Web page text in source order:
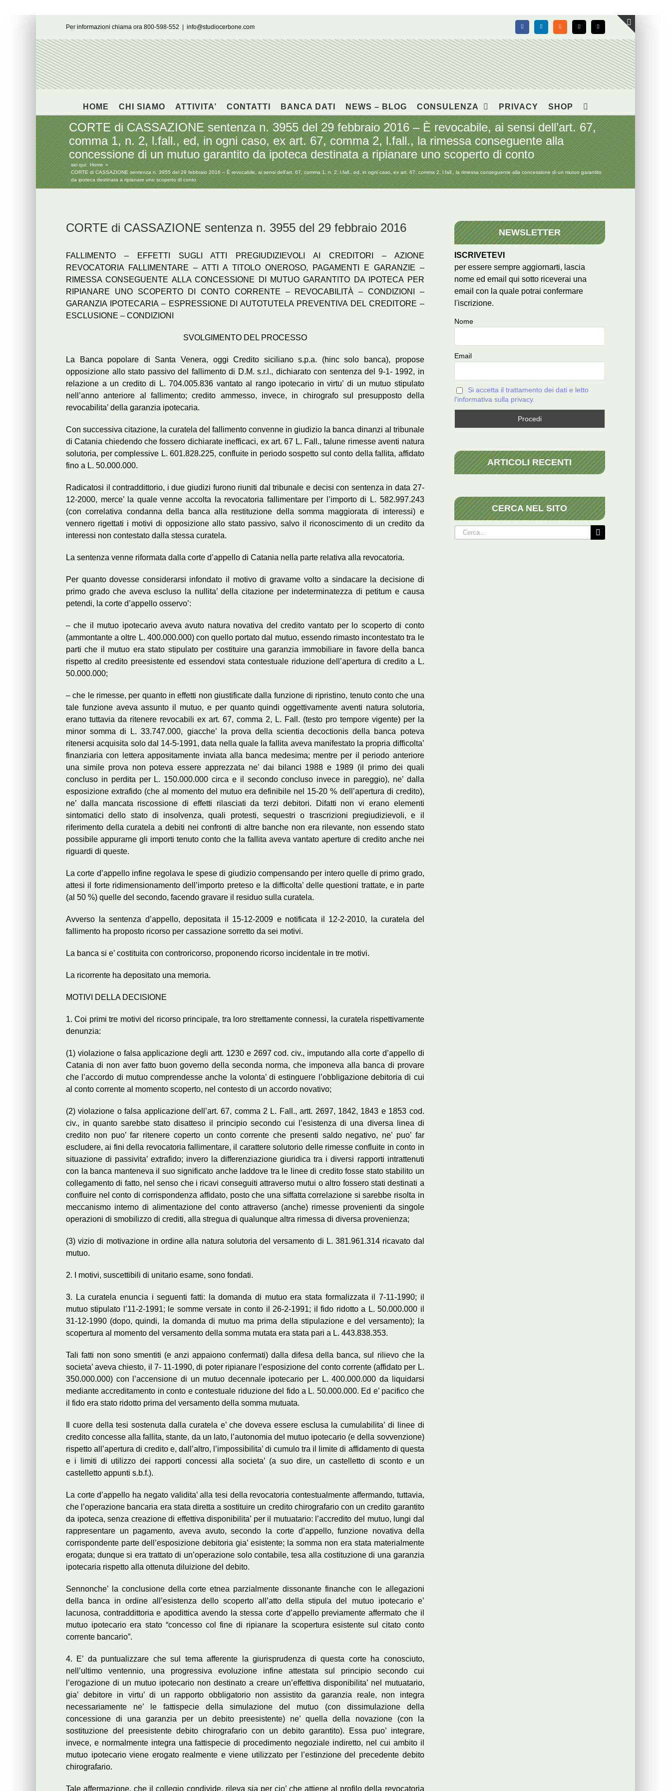
Per informazioni chiama ora 800-598-552 info@studiocerbone.com FacebookLinkedIn Rss X Email
HOME CHI SIAMO ATTIVITA’ CONTATTI BANCA DATI NEWS – BLOG CONSULENZA PRIVACY SHOP
CORTE di CASSAZIONE sentenza n. 3955 del 29 febbraio 2016 – È revocabile, ai sensi dell’art. 67,
comma 1, n. 2, l.fall., ed, in ogni caso, ex art. 67, comma 2, l.fall., la rimessa conseguente alla
concessione di un mutuo garantito da ipoteca destinata a ripianare uno scoperto di conto
sei qui: Home
CORTE di CASSAZIONE sentenza n. 3955 del 29 febbraio 2016 – È revocabile, ai sensi dell’art. 67, comma 1, n. 2, l.fall., ed, in ogni caso, ex art. 67, comma 2, l.fall., la rimessa conseguente alla concessione di un mutuo garantito
da ipoteca destinata a ripianare uno scoperto di conto
CORTE di CASSAZIONE sentenza n. 3955 del 29 febbraio 2016
FALLIMENTO – EFFETTI SUGLI ATTI PREGIUDIZIEVOLI AI CREDITORI – AZIONE
REVOCATORIA FALLIMENTARE – ATTI A TITOLO ONEROSO, PAGAMENTI E GARANZIE –
RIMESSA CONSEGUENTE ALLA CONCESSIONE DI MUTUO GARANTITO DA IPOTECA PER
RIPIANARE UNO SCOPERTO DI CONTO CORRENTE – REVOCABILITÀ – CONDIZIONI –
GARANZIA IPOTECARIA – ESPRESSIONE DI AUTOTUTELA PREVENTIVA DEL CREDITORE –
ESCLUSIONE – CONDIZIONI
SVOLGIMENTO DEL PROCESSO
La Banca popolare di Santa Venera, oggi Credito siciliano s.p.a. (hinc solo banca), propose
opposizione allo stato passivo del fallimento di D.M. s.r.l., dichiarato con sentenza del 9-1- 1992, in
relazione a un credito di L. 704.005.836 vantato al rango ipotecario in virtu’ di un mutuo stipulato
nell’anno anteriore al fallimento; credito ammesso, invece, in chirografo sul presupposto della
revocabilita’ della garanzia ipotecaria.
Con successiva citazione, la curatela del fallimento convenne in giudizio la banca dinanzi al tribunale
di Catania chiedendo che fossero dichiarate inefficaci, ex art. 67 L. Fall., talune rimesse aventi natura
solutoria, per complessive L. 601.828.225, confluite in periodo sospetto sul conto della fallita, affidato
fino a L. 50.000.000.
Radicatosi il contraddittorio, i due giudizi furono riuniti dal tribunale e decisi con sentenza in data 27-
12-2000, merce’ la quale venne accolta la revocatoria fallimentare per l’importo di L. 582.997.243
(con correlativa condanna della banca alla restituzione della somma maggiorata di interessi) e
vennero rigettati i motivi di opposizione allo stato passivo, salvo il riconoscimento di un credito da
interessi non contestato dalla stessa curatela.
La sentenza venne riformata dalla corte d’appello di Catania nella parte relativa alla revocatoria.
Per quanto dovesse considerarsi infondato il motivo di gravame volto a sindacare la decisione di
primo grado che aveva escluso la nullita’ della citazione per indeterminatezza di petitum e causa
petendi, la corte d’appello osservo’:
– che il mutuo ipotecario aveva avuto natura novativa del credito vantato per lo scoperto di conto
(ammontante a oltre L. 400.000.000) con quello portato dal mutuo, essendo rimasto incontestato tra le
parti che il mutuo era stato stipulato per costituire una garanzia immobiliare in favore della banca
rispetto al credito preesistente ed essendovi stata contestuale riduzione dell’apertura di credito a L.
50.000.000;
– che le rimesse, per quanto in effetti non giustificate dalla funzione di ripristino, tenuto conto che una
tale funzione aveva assunto il mutuo, e per quanto quindi oggettivamente aventi natura solutoria,
erano tuttavia da ritenere revocabili ex art. 67, comma 2, L. Fall. (testo pro tempore vigente) per la
minor somma di L. 33.747.000, giacche’ la prova della scientia decoctionis della banca poteva
ritenersi acquisita solo dal 14-5-1991, data nella quale la fallita aveva manifestato la propria difficolta’
finanziaria con lettera appositamente inviata alla banca medesima; mentre per il periodo anteriore
una simile prova non poteva essere apprezzata ne’ dai bilanci 1988 e 1989 (il primo dei quali
concluso in perdita per L. 150.000.000 circa e il secondo concluso invece in pareggio), ne’ dalla
esposizione extrafido (che al momento del mutuo era definibile nel 15-20 % dell’apertura di credito),
ne’ dalla mancata riscossione di effetti rilasciati da terzi debitori. Difatti non vi erano elementi
sintomatici dello stato di insolvenza, quali protesti, sequestri o trascrizioni pregiudizievoli, e il
riferimento della curatela a debiti nei confronti di altre banche non era rilevante, non essendo stato
possibile appurarne gli importi tenuto conto che la fallita aveva vantato aperture di credito anche nei
riguardi di queste.
La corte d’appello infine regolava le spese di giudizio compensando per intero quelle di primo grado,
attesi il forte ridimensionamento dell’importo preteso e la difficolta’ delle questioni trattate, e in parte
(al 50 %) quelle del secondo, facendo gravare il residuo sulla curatela.
Avverso la sentenza d’appello, depositata il 15-12-2009 e notificata il 12-2-2010, la curatela del
fallimento ha proposto ricorso per cassazione sorretto da sei motivi.
La banca si e’ costituita con controricorso, proponendo ricorso incidentale in tre motivi.
La ricorrente ha depositato una memoria.
MOTIVI DELLA DECISIONE
1. Coi primi tre motivi del ricorso principale, tra loro strettamente connessi, la curatela rispettivamente
denunzia:
(1) violazione o falsa applicazione degli artt. 1230 e 2697 cod. civ., imputando alla corte d’appello di
Catania di non aver fatto buon governo della seconda norma, che imponeva alla banca di provare
che l’accordo di mutuo comprendesse anche la volonta’ di estinguere l’obbligazione debitoria di cui
al conto corrente al momento scoperto, nel contesto di un accordo novativo;
(2) violazione o falsa applicazione dell’art. 67, comma 2 L. Fall., artt. 2697, 1842, 1843 e 1853 cod.
civ., in quanto sarebbe stato disatteso il principio secondo cui l’esistenza di una diversa linea di
credito non puo’ far ritenere coperto un conto corrente che presenti saldo negativo, ne’ puo’ far
escludere, ai fini della revocatoria fallimentare, il carattere solutorio delle rimesse confluite in conto in
situazione di passivita’ extrafido; invero la differenziazione giuridica tra i diversi rapporti intrattenuti
con la banca manteneva il suo significato anche laddove tra le linee di credito fosse stato stabilito un
collegamento di fatto, nel senso che i ricavi conseguiti attraverso mutui o altro fossero stati destinati a
confluire nel conto di corrispondenza affidato, posto che una siffatta correlazione si sarebbe risolta in
meccanismo interno di alimentazione del conto attraverso (anche) rimesse provenienti da singole
operazioni di smobilizzo di crediti, alla stregua di qualunque altra rimessa di diversa provenienza;
(3) vizio di motivazione in ordine alla natura solutoria del versamento di L. 381.961.314 ricavato dal
mutuo.
2. I motivi, suscettibili di unitario esame, sono fondati.
3. La curatela enuncia i seguenti fatti: la domanda di mutuo era stata formalizzata il 7-11-1990; il
mutuo stipulato l’11-2-1991; le somme versate in conto il 26-2-1991; il fido ridotto a L. 50.000.000 il
31-12-1990 (dopo, quindi, la domanda di mutuo ma prima della stipulazione e del versamento); la
scopertura al momento del versamento della somma mutata era stata pari a L. 443.838.353.
Tali fatti non sono smentiti (e anzi appaiono confermati) dalla difesa della banca, sul rilievo che la
societa’ aveva chiesto, il 7- 11-1990, di poter ripianare l’esposizione del conto corrente (affidato per L.
350.000.000) con l’accensione di un mutuo decennale ipotecario per L. 400.000.000 da liquidarsi
mediante accreditamento in conto e contestuale riduzione del fido a L. 50.000.000. Ed e’ pacifico che
il fido era stato ridotto prima del versamento della somma mutuata.
Il cuore della tesi sostenuta dalla curatela e’ che doveva essere esclusa la cumulabilita’ di linee di
credito concesse alla fallita, stante, da un lato, l’autonomia del mutuo ipotecario (e della sovvenzione)
rispetto all’apertura di credito e, dall’altro, l’impossibilita’ di cumulo tra il limite di affidamento di questa
e i limiti di utilizzo dei rapporti concessi alla societa’ (a suo dire, un castelletto di sconto e un
castelletto appunti s.b.f.).
La corte d’appello ha negato validita’ alla tesi della revocatoria contestualmente affermando, tuttavia,
che l’operazione bancaria era stata diretta a sostituire un credito chirografario con un credito garantito
da ipoteca, senza creazione di effettiva disponibilita’ per il mutuatario: l’accredito del mutuo, lungi dal
rappresentare un pagamento, aveva avuto, secondo la corte d’appello, funzione novativa della
corrispondente parte dell’esposizione debitoria gia’ esistente; la somma non era stata materialmente
erogata; dunque si era trattato di un’operazione solo contabile, tesa alla costituzione di una garanzia
ipotecaria rispetto alla ottenuta diluizione del debito.
Sennonche’ la conclusione della corte etnea parzialmente dissonante finanche con le allegazioni
della banca in ordine all’esistenza dello scoperto all’atto della stipula del mutuo ipotecario e’
lacunosa, contraddittoria e apodittica avendo la stessa corte d’appello previamente affermato che il
mutuo ipotecario era stato “concesso col fine di ripianare la scopertura esistente sul citato conto
corrente bancario”.
4. E’ da puntualizzare che sul tema afferente la giurisprudenza di questa corte ha conosciuto,
nell’ultimo ventennio, una progressiva evoluzione infine attestata sul principio secondo cui
l’erogazione di un mutuo ipotecario non destinato a creare un’effettiva disponibilita’ nel mutuatario,
gia’ debitore in virtu’ di un rapporto obbligatorio non assistito da garanzia reale, non integra
necessariamente ne’ le fattispecie della simulazione del mutuo (con dissimulazione della
concessione di una garanzia per un debito preesistente) ne’ quella della novazione (con la
sostituzione del preesistente debito chirografario con un debito garantito). Essa puo’ integrare,
invece, e normalmente integra una fattispecie di procedimento negoziale indiretto, nel cui ambito il
mutuo ipotecario viene erogato realmente e viene utilizzato per l’estinzione del precedente debito
chirografario.
Tale affermazione, che il collegio condivide, rileva sia per cio’ che attiene al profilo della revocatoria
NEWSLETTER
ISCRIVETEVI
per essere sempre aggiornarti, lascia
nome ed email qui sotto riceverai una
email con la quale potrai confermare
l'iscrizione.
Nome
Email
Si accetta il trattamento dei dati e letto
l'informativa sulla privacy.
ARTICOLI RECENTI
CERCA NEL SITO
Cerca
per:
Toggle
area
barra
scorrevole